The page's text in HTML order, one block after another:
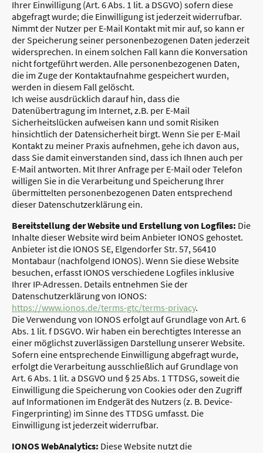
Ihrer Einwilligung (Art. 6 Abs. 1 lit. a DSGVO) sofern diese
abgefragt wurde; die Einwilligung ist jederzeit widerrufbar.
Nimmt der Nutzer per E-Mail Kontakt mit mir auf, so kann er
der Speicherung seiner personenbezogenen Daten jederzeit
widersprechen. In einem solchen Fall kann die Konversation
nicht fortgeführt werden. Alle personenbezogenen Daten,
die im Zuge der Kontaktaufnahme gespeichert wurden,
werden in diesem Fall gelöscht.
Ich weise ausdrücklich darauf hin, dass die
Datenübertragung im Internet, z.B. per E-Mail
Sicherheitslücken aufweisen kann und somit Risiken
hinsichtlich der Datensicherheit birgt. Wenn Sie per E-Mail
Kontakt zu meiner Praxis aufnehmen, gehe ich davon aus,
dass Sie damit einverstanden sind, dass ich Ihnen auch per
E-Mail antworten. Mit Ihrer Anfrage per E-Mail oder Telefon
willigen Sie in die Verarbeitung und Speicherung Ihrer
übermittelten personenbezogenen Daten entsprechend
dieser Datenschutzerklärung ein.
Bereitstellung der Website und Erstellung von Logfiles: Die
Inhalte dieser Website wird beim Anbieter IONOS gehostet.
Anbieter ist die IONOS SE, Elgendorfer Str. 57, 56410
Montabaur (nachfolgend IONOS). Wenn Sie diese Website
besuchen, erfasst IONOS verschiedene Logfiles inklusive
Ihrer IP-Adressen. Details entnehmen Sie der
Datenschutzerklärung von IONOS:
https://www.ionos.de/terms-gtc/terms-privacy.
Die Verwendung von IONOS erfolgt auf Grundlage von Art. 6
Abs. 1 lit. f DSGVO. Wir haben ein berechtigtes Interesse an
einer möglichst zuverlässigen Darstellung unserer Website.
Sofern eine entsprechende Einwilligung abgefragt wurde,
erfolgt die Verarbeitung ausschließlich auf Grundlage von
Art. 6 Abs. 1 lit. a DSGVO und § 25 Abs. 1 TTDSG, soweit die
Einwilligung die Speicherung von Cookies oder den Zugriff
auf Informationen im Endgerät des Nutzers (z. B. Device-
Fingerprinting) im Sinne des TTDSG umfasst. Die
Einwilligung ist jederzeit widerrufbar.
IONOS WebAnalytics: Diese Website nutzt die